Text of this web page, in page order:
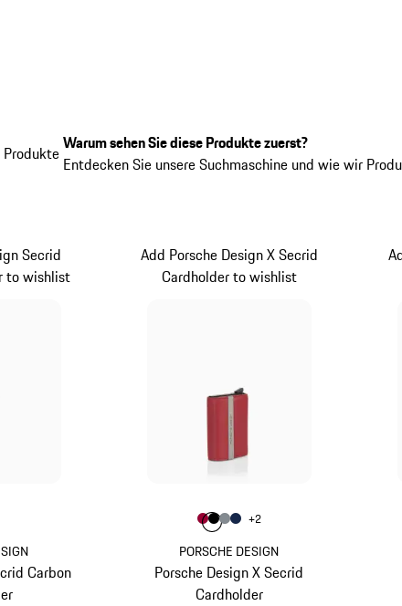
Warum sehen Sie diese Produkte zuerst?
Entdecken Sie unsere Suchmaschine und wie wir
Carbon
Secrid
to wishlist
PORSCHE DESIGN
Porsche Design X Secrid
Cardholder
Add Porsche Design X Secrid
Cardholder to wishlist
Farbe
Farbekarminrot
Farbe schwarz
Farbeanthrazit
Farbe
+2